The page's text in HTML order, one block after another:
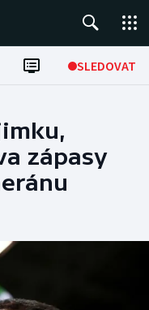
SLEDOVAT
zápasy